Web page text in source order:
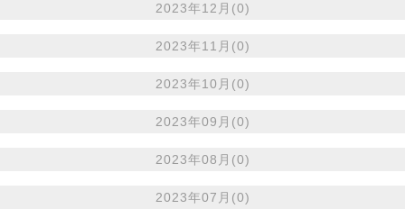
2023年12月(0)
2023年11月(0)
2023年10月(0)
2023年09月(0)
2023年08月(0)
2023年07月(0)